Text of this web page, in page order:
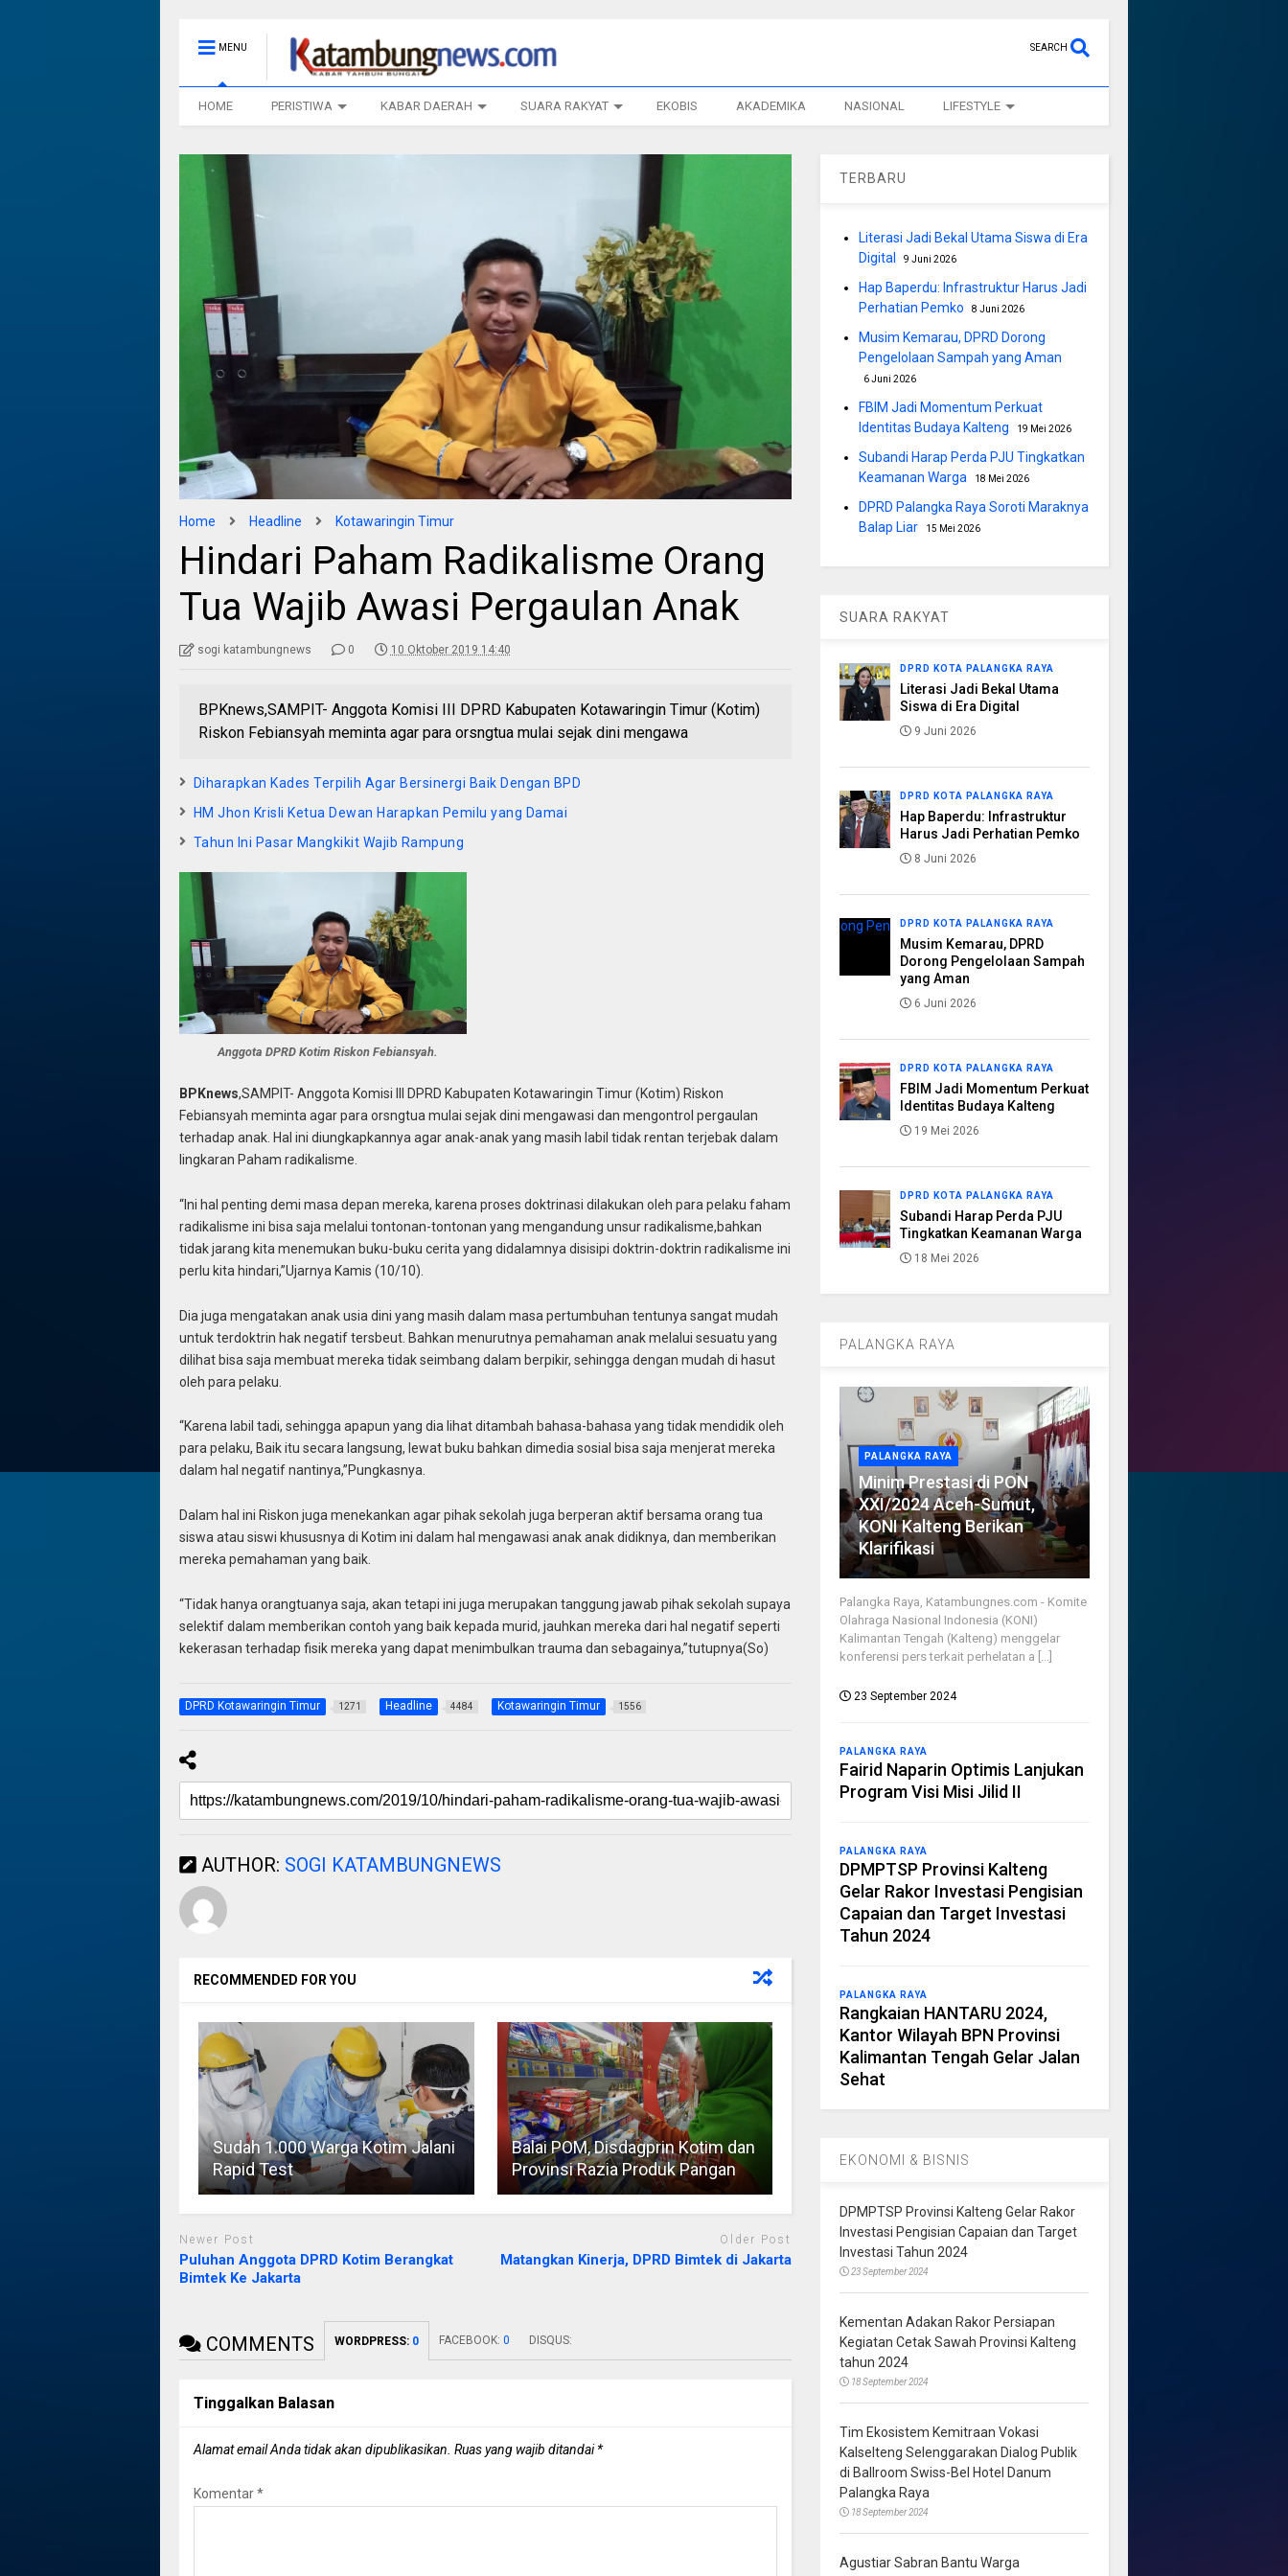
MENU SEARCH
HOME PERISTIWA KABAR DAERAH SUARA RAKYAT EKOBIS AKADEMIKA NASIONAL LIFESTYLE
Home Headline Kotawaringin Timur
Hindari Paham Radikalisme Orang
Tua Wajib Awasi Pergaulan Anak
sogi katambungnews 0 10 Oktober 2019 14:40
BPKnews,SAMPIT- Anggota Komisi III DPRD Kabupaten Kotawaringin Timur (Kotim)
Riskon Febiansyah meminta agar para orsngtua mulai sejak dini mengawa
Diharapkan Kades Terpilih Agar Bersinergi Baik Dengan BPD
HM Jhon Krisli Ketua Dewan Harapkan Pemilu yang Damai
Tahun Ini Pasar Mangkikit Wajib Rampung
Anggota DPRD Kotim Riskon Febiansyah.
BPKnews,SAMPIT- Anggota Komisi III DPRD Kabupaten Kotawaringin Timur (Kotim) Riskon
Febiansyah meminta agar para orsngtua mulai sejak dini mengawasi dan mengontrol pergaulan
terhadap anak. Hal ini diungkapkannya agar anak-anak yang masih labil tidak rentan terjebak dalam
lingkaran Paham radikalisme.
“Ini hal penting demi masa depan mereka, karena proses doktrinasi dilakukan oleh para pelaku faham
radikalisme ini bisa saja melalui tontonan-tontonan yang mengandung unsur radikalisme,bahkan
tidak jarang kita menemukan buku-buku cerita yang didalamnya disisipi doktrin-doktrin radikalisme ini
perlu kita hindari,”Ujarnya Kamis (10/10).
Dia juga mengatakan anak usia dini yang masih dalam masa pertumbuhan tentunya sangat mudah
untuk terdoktrin hak negatif tersbeut. Bahkan menurutnya pemahaman anak melalui sesuatu yang
dilihat bisa saja membuat mereka tidak seimbang dalam berpikir, sehingga dengan mudah di hasut
oleh para pelaku.
“Karena labil tadi, sehingga apapun yang dia lihat ditambah bahasa-bahasa yang tidak mendidik oleh
para pelaku, Baik itu secara langsung, lewat buku bahkan dimedia sosial bisa saja menjerat mereka
dalam hal negatif nantinya,”Pungkasnya.
Dalam hal ini Riskon juga menekankan agar pihak sekolah juga berperan aktif bersama orang tua
siswa atau siswi khususnya di Kotim ini dalam hal mengawasi anak anak didiknya, dan memberikan
mereka pemahaman yang baik.
“Tidak hanya orangtuanya saja, akan tetapi ini juga merupakan tanggung jawab pihak sekolah supaya
selektif dalam memberikan contoh yang baik kepada murid, jauhkan mereka dari hal negatif seperti
kekerasan terhadap fisik mereka yang dapat menimbulkan trauma dan sebagainya,”tutupnya(So)
DPRD Kotawaringin Timur 1271 Headline 4484 Kotawaringin Timur 1556
AUTHOR: SOGI KATAMBUNGNEWS
RECOMMENDED FOR YOU
Sudah 1.000 Warga Kotim Jalani
Rapid Test
Balai POM, Disdagprin Kotim dan
Provinsi Razia Produk Pangan
Newer Post
Puluhan Anggota DPRD Kotim Berangkat
Bimtek Ke Jakarta
Older Post
Matangkan Kinerja, DPRD Bimtek di Jakarta
COMMENTS WORDPRESS: 0 FACEBOOK: 0 DISQUS:
Tinggalkan Balasan
Alamat email Anda tidak akan dipublikasikan. Ruas yang wajib ditandai*
Komentar*
TERBARU
Literasi Jadi Bekal Utama Siswa di Era
Digital
9 Juni 2026
Hap Baperdu: Infrastruktur Harus Jadi
Perhatian Pemko
8 Juni 2026
Musim Kemarau, DPRD Dorong
Pengelolaan Sampah yang Aman
6 Juni 2026
FBIM Jadi Momentum Perkuat
Identitas Budaya Kalteng
19 Mei 2026
Subandi Harap Perda PJU Tingkatkan
Keamanan Warga
18 Mei 2026
DPRD Palangka Raya Soroti Maraknya
Balap Liar
15 Mei 2026
SUARA RAKYAT
DPRD KOTA PALANGKA RAYA
Literasi Jadi Bekal Utama
Siswa di Era Digital
9 Juni 2026
DPRD KOTA PALANGKA RAYA
Hap Baperdu: Infrastruktur
Harus Jadi Perhatian Pemko
8 Juni 2026
DPRD KOTA PALANGKA RAYA
Musim Kemarau, DPRD
Dorong Pengelolaan Sampah
yang Aman
6 Juni 2026
DPRD KOTA PALANGKA RAYA
FBIM Jadi Momentum Perkuat
Identitas Budaya Kalteng
19 Mei 2026
DPRD KOTA PALANGKA RAYA
Subandi Harap Perda PJU
Tingkatkan Keamanan Warga
18 Mei 2026
PALANGKA RAYA
PALANGKA RAYA
Minim Prestasi di PON
XXI/2024 Aceh-Sumut,
KONI Kalteng Berikan
Klarifikasi
Palangka Raya, Katambungnes.com - Komite
Olahraga Nasional Indonesia (KONI)
Kalimantan Tengah (Kalteng) menggelar
konferensi pers terkait perhelatan a [...]
23 September 2024
PALANGKA RAYA
Fairid Naparin Optimis Lanjukan
Program Visi Misi Jilid II
PALANGKA RAYA
DPMPTSP Provinsi Kalteng
Gelar Rakor Investasi Pengisian
Capaian dan Target Investasi
Tahun 2024
PALANGKA RAYA
Rangkaian HANTARU 2024,
Kantor Wilayah BPN Provinsi
Kalimantan Tengah Gelar Jalan
Sehat
EKONOMI & BISNIS
DPMPTSP Provinsi Kalteng Gelar Rakor
Investasi Pengisian Capaian dan Target
Investasi Tahun 2024
23 September 2024
Kementan Adakan Rakor Persiapan
Kegiatan Cetak Sawah Provinsi Kalteng
tahun 2024
18 September 2024
Tim Ekosistem Kemitraan Vokasi
Kalselteng Selenggarakan Dialog Publik
di Ballroom Swiss-Bel Hotel Danum
Palangka Raya
18 September 2024
Agustiar Sabran Bantu Warga